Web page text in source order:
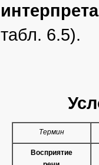
табл. 6.5).
Термин
Восприятие